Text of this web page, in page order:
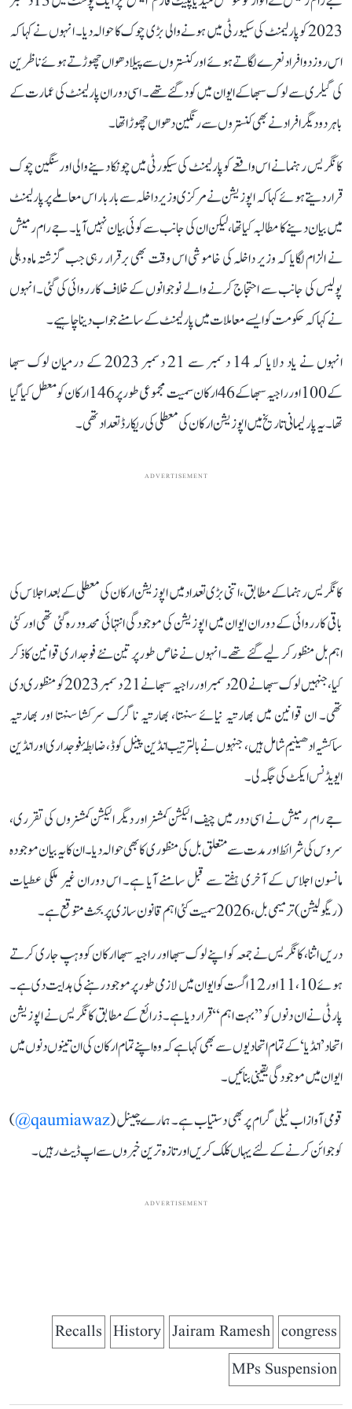
2023 کو پارلیمنٹ کی سکیورٹی میں ہونے والی بڑی چوک کا حوالہ دیا۔ انہوں نے کہا کہ
اس روز دو افراد نعرے لگاتے ہوئے اور کنستروں سے پیلا دھواں چھوڑتے ہوئے ناظرین
کی گیلری سے لوک سبھا کے ایوان میں کود گئے تھے۔ اسی دوران پارلیمنٹ کی عمارت کے
باہر دو دیگر افراد نے بھی کنستروں سے رنگین دھواں چھوڑا تھا۔
کانگریس رہنما نے اس واقعے کو پارلیمنٹ کی سیکورٹی میں چونکا دینے والی اور سنگین چوک
قرار دیتے ہوئے کہا کہ اپوزیشن نے مرکزی وزیر داخلہ سے بار بار اس معاملے پر پارلیمنٹ
میں بیان دینے کا مطالبہ کیا تھا، لیکن ان کی جانب سے کوئی بیان نہیں آیا۔ جے رام رمیش
نے الزام لگایا کہ وزیر داخلہ کی خاموشی اس وقت بھی برقرار رہی جب گزشتہ ماہ دہلی
پولیس کی جانب سے احتجاج کرنے والے نوجوانوں کے خلاف کارروائی کی گئی۔ انہوں
نے کہا کہ حکومت کو ایسے معاملات میں پارلیمنٹ کے سامنے جواب دینا چاہیے۔
انہوں نے یاد دلایا کہ 14 دسمبر سے 21 دسمبر 2023 کے درمیان لوک سبھا
کے 100 اور راجیہ سبھا کے 46 ارکان سمیت مجموعی طور پر 146 ارکان کو معطل کیا گیا
تھا۔ یہ پارلیمانی تاریخ میں اپوزیشن ارکان کی معطلی کی ریکارڈ تعداد تھی۔
ADVERTISEMENT
کانگریس رہنما کے مطابق، اتنی بڑی تعداد میں اپوزیشن ارکان کی معطلی کے بعد اجلاس کی
باقی کارروائی کے دوران ایوان میں اپوزیشن کی موجودگی انتہائی محدود رہ گئی تھی اور کئی
اہم بل منظور کر لیے گئے تھے۔ انہوں نے خاص طور پر تین نئے فوجداری قوانین کا ذکر
کیا، جنہیں لوک سبھا نے 20 دسمبر اور راجیہ سبھا نے 21 دسمبر 2023 کو منظوری دی
تھی۔ ان قوانین میں بھارتیہ نیائے سنہتا، بھارتیہ ناگرک سرکشا سنہتا اور بھارتیہ
ساکشیہ ادھینیم شامل ہیں، جنہوں نے بالترتیب انڈین پینل کوڈ، ضابطۂ فوجداری اور انڈین
ایویڈنس ایکٹ کی جگہ لی۔
جے رام رمیش نے اسی دور میں چیف الیکشن کمشنر اور دیگر الیکشن کمشنروں کی تقرری،
سروس کی شرائط اور مدت سے متعلق بل کی منظوری کا بھی حوالہ دیا۔ ان کا یہ بیان موجودہ
مانسون اجلاس کے آخری ہفتے سے قبل سامنے آیا ہے۔ اس دوران غیر ملکی عطیات
(ریگولیشن) ترمیمی بل، 2026 سمیت کئی اہم قانون سازی پر بحث متوقع ہے۔
دریں اثنا، کانگریس نے جمعہ کو اپنے لوک سبھا اور راجیہ سبھا ارکان کو وہپ جاری کرتے
ہوئے 10، 11 اور 12 اگست کو ایوان میں لازمی طور پر موجود رہنے کی ہدایت دی ہے۔
پارٹی نے ان دنوں کو ’’بہت اہم‘‘ قرار دیا ہے۔ ذرائع کے مطابق کانگریس نے اپوزیشن
اتحاد ’انڈیا‘ کے تمام اتحادیوں سے بھی کہا ہے کہ وہ اپنے تمام ارکان کی ان تینوں دنوں میں
ایوان میں موجودگی یقینی بنائیں۔
قومی آواز اب ٹیلی گرام پر بھی دستیاب ہے۔ ہمارے چینل (qaumiawaz@
)
کو جوائن کرنے کے لئے یہاں کلک کریں اور تازہ ترین خبروں سے اپ ڈیٹ رہیں۔
ADVERTISEMENT
congress
Jairam Ramesh
History
Recalls
MPs Suspension